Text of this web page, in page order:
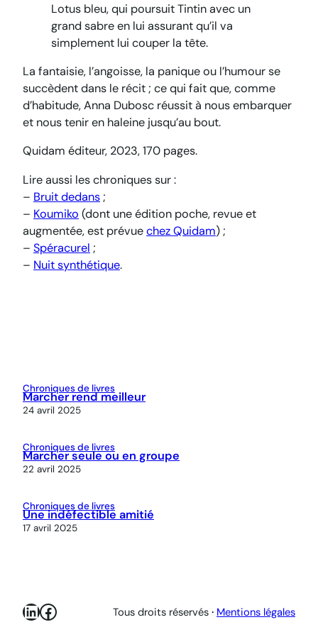
Lotus bleu, qui poursuit Tintin avec un
grand sabre en lui assurant qu’il va
simplement lui couper la tête.
La fantaisie, l’angoisse, la panique ou l’humour se
succèdent dans le récit ; ce qui fait que, comme
d’habitude, Anna Dubosc réussit à nous embarquer
et nous tenir en haleine jusqu’au bout.
Quidam éditeur, 2023, 170 pages.
Lire aussi les chroniques sur :
– Bruit dedans ;
– Koumiko (dont une édition poche, revue et
augmentée, est prévuechez Quidam) ;
– Spéracurel ;
– Nuit synthétique.
Chroniques de livres
Marcher rend meilleur
24 avril 2025
Chroniques de livres
Marcher seule ou en groupe
22 avril 2025
Chroniques de livres
Une indéfectible amitié
17 avril 2025
LinkedIn
FacebookTous droits réservés · Mentions légales